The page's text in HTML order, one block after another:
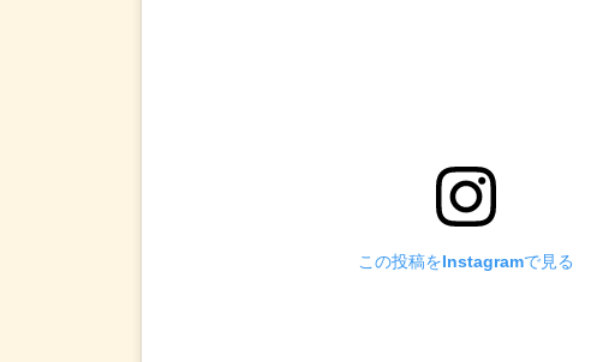
この投稿をInstagramで見る